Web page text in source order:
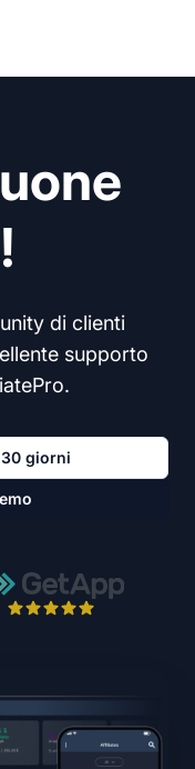
di clienti
supporto
giorni